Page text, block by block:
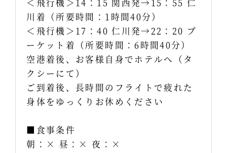
＜飛行機＞14：15 関西発→15：55 仁
川着（所要時間：1時間40分）
＜飛行機＞17：40 仁川発→22：20 プ
ーケット着（所要時間：6時間40分）
空港着後、お客様自身でホテルへ（タ
クシーにて）
ご到着後、長時間のフライトで疲れた
身体をゆっくりお休めください
■食事条件
朝：× 昼：× 夜：×